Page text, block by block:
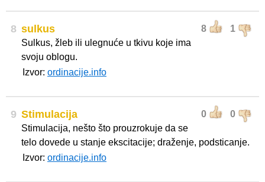
8 8 1
sulkus
Sulkus, žleb ili ulegnuće u tkivu koje ima
svoju oblogu.
Izvor: ordinacije.info
9 0 0
Stimulacija
Stimulacija, nešto što prouzrokuje da se
telo dovede u stanje ekscitacije; draženje, podsticanje.
Izvor: ordinacije.info